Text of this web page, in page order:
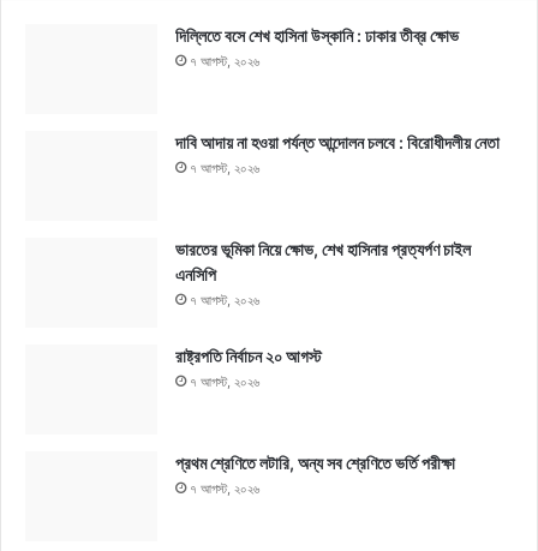
দিল্লিতে বসে শেখ হাসিনা উস্কানি : ঢাকার তীব্র ক্ষোভ
৭ আগস্ট, ২০২৬
দাবি আদায় না হওয়া পর্যন্ত আন্দোলন চলবে : বিরোধীদলীয় নেতা
৭ আগস্ট, ২০২৬
ভারতের ভূমিকা নিয়ে ক্ষোভ, শেখ হাসিনার প্রত্যর্পণ চাইল
এনসিপি
৭ আগস্ট, ২০২৬
রাষ্ট্রপতি নির্বাচন ২০ আগস্ট
৭ আগস্ট, ২০২৬
প্রথম শ্রেণিতে লটারি, অন্য সব শ্রেণিতে ভর্তি পরীক্ষা
৭ আগস্ট, ২০২৬